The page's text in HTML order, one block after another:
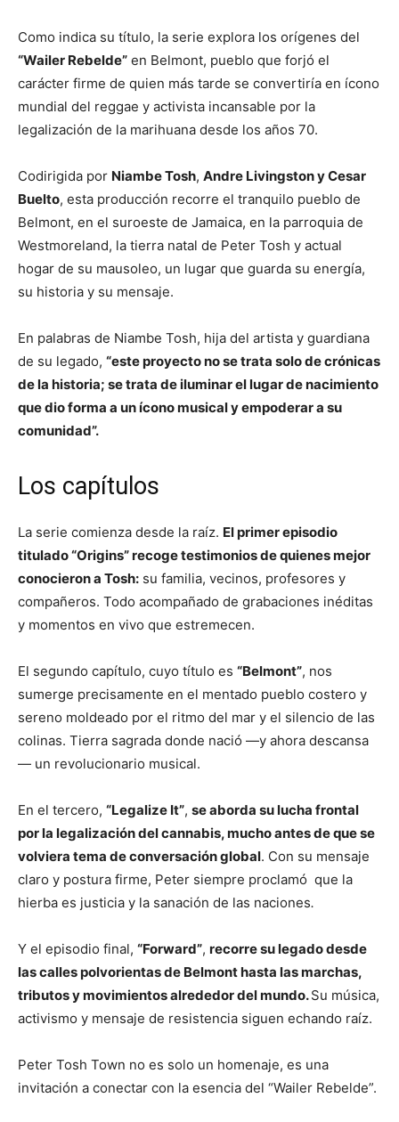
Como indica su título, la serie explora los orígenes del
“Wailer Rebelde” en Belmont, pueblo que forjó el
carácter firme de quien más tarde se convertiría en ícono
mundial del reggae y activista incansable por la
legalización de la marihuana desde los años 70.
Codirigida por Niambe Tosh, Andre Livingston y Cesar
Buelto, esta producción recorre el tranquilo pueblo de
Belmont, en el suroeste de Jamaica, en la parroquia de
Westmoreland, la tierra natal de Peter Tosh y actual
hogar de su mausoleo, un lugar que guarda su energía,
su historia y su mensaje.
En palabras de Niambe Tosh, hija del artista y guardiana
de su legado, “este proyecto no se trata solo de crónicas
de la historia; se trata de iluminar el lugar de nacimiento
que dio forma a un ícono musical y empoderar a su
comunidad”.
Los capítulos
La serie comienza desde la raíz. El primer episodio
titulado “Origins” recoge testimonios de quienes mejor
conocieron a Tosh: su familia, vecinos, profesores y
compañeros. Todo acompañado de grabaciones inéditas
y momentos en vivo que estremecen.
El segundo capítulo, cuyo título es “Belmont”, nos
sumerge precisamente en el mentado pueblo costero y
sereno moldeado por el ritmo del mar y el silencio de las
colinas. Tierra sagrada donde nació —y ahora descansa
— un revolucionario musical.
En el tercero, “Legalize It”, se aborda su lucha frontal
por la legalización del cannabis, mucho antes de que se
volviera tema de conversación global. Con su mensaje
claro y postura firme, Peter siempre proclamó que la
hierba es justicia y la sanación de las naciones.
Y el episodio final, “Forward”, recorre su legado desde
las calles polvorientas de Belmont hasta las marchas,
tributos y movimientos alrededor del mundo.Su música,
activismo y mensaje de resistencia siguen echando raíz.
Peter Tosh Town no es solo un homenaje, es una
invitación a conectar con la esencia del “Wailer Rebelde”.